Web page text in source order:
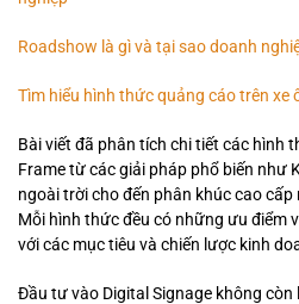
Roadshow là gì và tại sao doanh
Tìm hiểu hình thức quảng cáo trên xe
Bài viết đã phân tích chi tiết các hình
Frame từ các giải pháp phổ biến như
ngoài trời cho đến phân khúc cao cấp
Mỗi hình thức đều có những ưu điểm
với các mục tiêu và chiến lược kinh
Đầu tư vào Digital Signage không